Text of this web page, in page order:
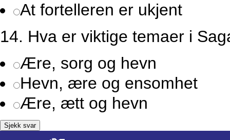
At fortelleren er ukjent
14. Hva er viktige temaer i
Ære, sorg og hevn
Hevn, ære og ensomhet
Ære, ætt og hevn
Sjekk svar